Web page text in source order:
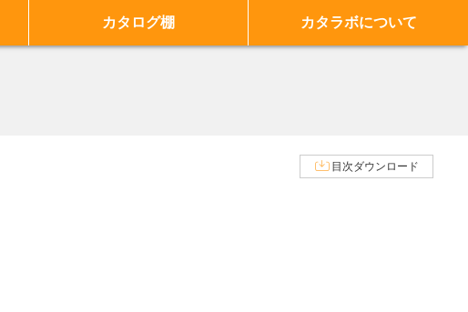
カタログ棚 カタラボについて
目次ダウンロード